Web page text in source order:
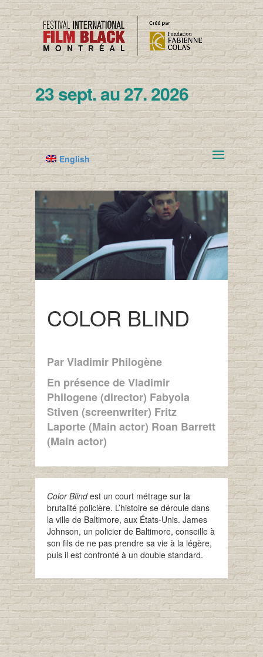
23 sept. au 27. 2026
English
COLOR BLIND
Par Vladimir Philogène
En présence de Vladimir
Philogene (director) Fabyola
Stiven (screenwriter) Fritz
Laporte (Main actor) Roan Barrett
(Main actor)
Color Blindest un court métrage sur la
brutalité policière. L’histoire se déroule dans
la ville de Baltimore, aux États-Unis. James
Johnson, un policier de Baltimore, conseille à
son fils de ne pas prendre sa vie à la légère,
puis il est confronté à un double standard.